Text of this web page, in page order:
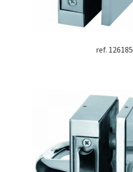
ref. 126185